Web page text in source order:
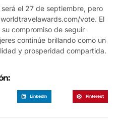
el 27 de septiembre, pero
vote. El
compromiso de seguir
continúe brillando como un
y prosperidad compartida.
LinkedIn Pinterest